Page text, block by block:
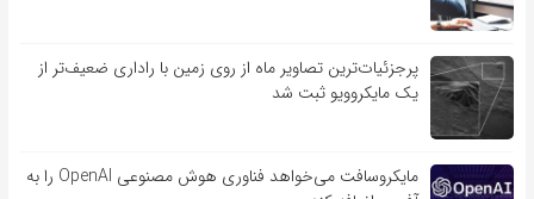
پرجزئیات‌ترین تصاویر ماه از روی زمین با راداری ضعیف‌تر از
یک مایکروویو ثبت شد
مایکروسافت می‌خواهد فناوری هوش مصنوعی OpenAI را به